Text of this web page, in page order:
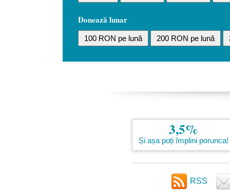
Donează lunar
100 RON pe lună 200 RON pe lună
3,5%
Și așa poți împlini porunca!
RSS